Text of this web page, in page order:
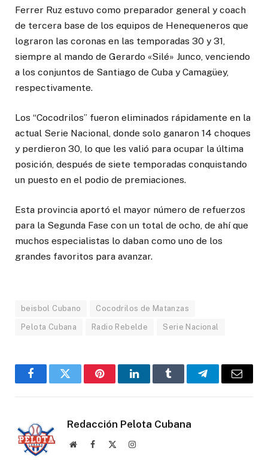
Ferrer Ruz estuvo como preparador general y coach
de tercera base de los equipos de Henequeneros que
lograron las coronas en las temporadas 30 y 31,
siempre al mando de Gerardo «Silé» Junco, venciendo
a los conjuntos de Santiago de Cuba y Camagüey,
respectivamente.
Los “Cocodrilos” fueron eliminados rápidamente en la
actual Serie Nacional, donde solo ganaron 14 choques
y perdieron 30, lo que les valió para ocupar la última
posición, después de siete temporadas conquistando
un puesto en el podio de premiaciones.
Esta provincia aportó el mayor número de refuerzos
para la Segunda Fase con un total de ocho, de ahí que
muchos especialistas lo daban como uno de los
grandes favoritos para avanzar.
beisbol Cubano Cocodrilos de Matanzas
Pelota Cubana Radio Rebelde Serie Nacional
FacebookTwitter PinterestLinkedInTumblr TelegramEmail
Redacción Pelota Cubana
WebsiteFacebook Instagram